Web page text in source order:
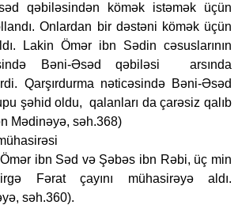
qəbiləsindən kömək istəmək üçün
Onlardan bir dəstəni kömək üçün
Lakin Ömər ibn Sədin cəsuslarının
Bəni-Əsəd qəbiləsi arsında
Qarşırdurma nəticəsində Bəni-Əsəd
şəhid oldu, qalanları da çarəsiz qalıb
Mədinəyə, səh.368)
ibn Səd və Şəbəs ibn Rəbi, üç min
Fərat çayını mühasirəyə aldı.
səh.360).